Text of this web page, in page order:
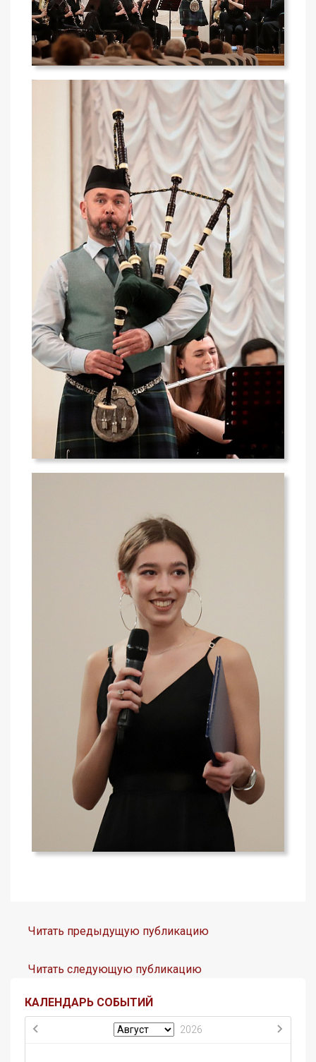
Читать предыдущую публикацию
Читать следующую публикацию
КАЛЕНДАРЬ СОБЫТИЙ
2026